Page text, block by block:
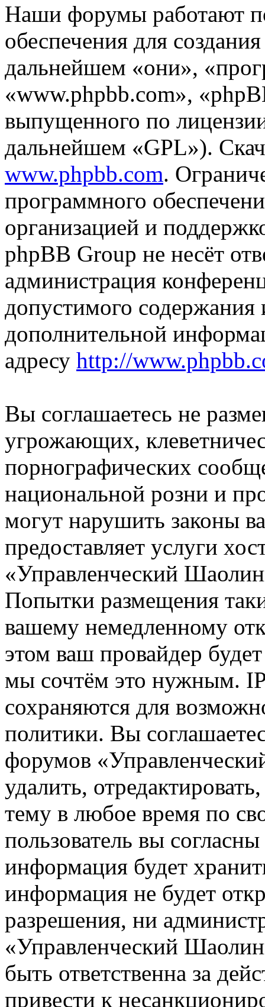
Наши форумы работают
обеспечения для
дальнейшем «они»,
«www.phpbb.com»,
выпущенного по
дальнейшем «GPL»).
www.phpbb.com.
программного
организацией и
phpBB Group не несёт
администрация
допустимого
дополнительной
адресу http://
Вы соглашаетесь не
угрожающих,
порнографических
национальной розни и
могут нарушить законы
предоставляет услуги
«Управленческий
Попытки размещения
вашему немедленному
этом ваш провайдер
мы сочтём это нужным.
сохраняются для
политики. Вы
форумов
удалить,
тему в любое время по
пользователь вы
информация будет
информация не будет
разрешения, ни
«Управленческий
быть ответственна за
привести к